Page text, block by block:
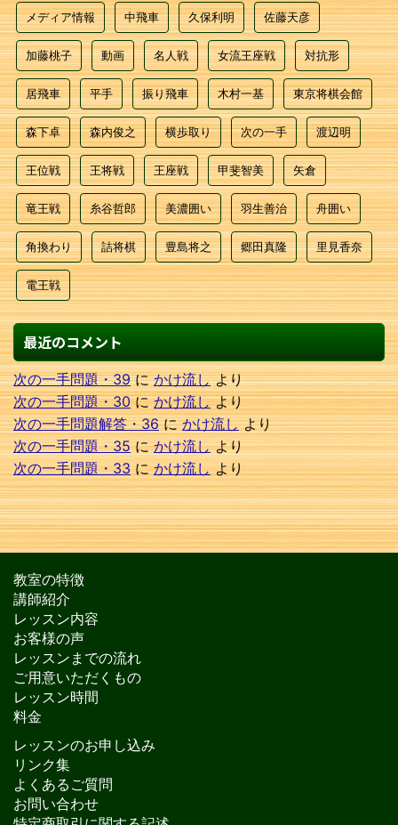
メディア情報 中飛車 久保利明 佐藤天彦
加藤桃子 動画 名人戦 女流王座戦 対抗形
居飛車 平手 振り飛車 木村一基 東京将棋会館
森下卓 森内俊之 横歩取り 次の一手 渡辺明
王位戦 王将戦 王座戦 甲斐智美 矢倉
竜王戦 糸谷哲郎 美濃囲い 羽生善治 舟囲い
角換わり 詰将棋 豊島将之 郷田真隆 里見香奈
電王戦
最近のコメント
次の一手問題・39にかけ流しより
次の一手問題・30にかけ流しより
次の一手問題解答・36にかけ流しより
次の一手問題・35にかけ流しより
次の一手問題・33にかけ流しより
教室の特徴
講師紹介
レッスン内容
お客様の声
レッスンまでの流れ
ご用意いただくもの
レッスン時間
料金
レッスンのお申し込み
リンク集
よくあるご質問
お問い合わせ